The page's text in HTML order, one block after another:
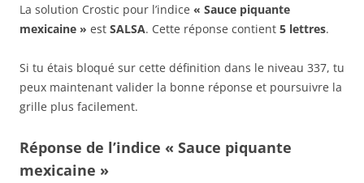
La solution Crostic pour l’indice « Sauce piquante
mexicaine » est SALSA. Cette réponse contient 5 lettres.
Si tu étais bloqué sur cette définition dans le niveau 337, tu
peux maintenant valider la bonne réponse et poursuivre la
grille plus facilement.
Réponse de l’indice « Sauce piquante
mexicaine »